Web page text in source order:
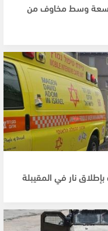
واسعة وسط مخاوف من
نار في المقيبلة